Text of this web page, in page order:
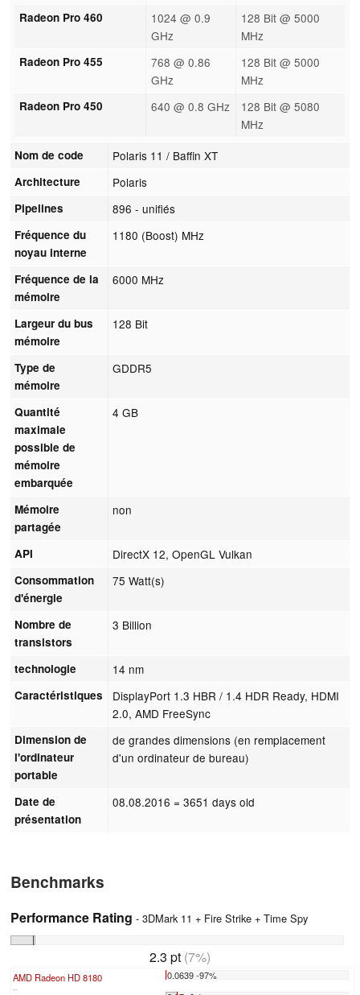
Radeon Pro 460
1024 @ 0.9
GHz
128 Bit @ 5000
MHz
Radeon Pro 455
768 @ 0.86
GHz
128 Bit @ 5000
MHz
Radeon Pro 450 640 @ 0.8 GHz
128 Bit @ 5080
MHz
Nom de code Polaris 11 / Baffin XT
Architecture Polaris
Pipelines 896 - unifiés
Fréquence du
noyau interne
1180 (Boost) MHz
Fréquence de la
mémoire
6000 MHz
Largeur du bus
mémoire
128 Bit
Type de
mémoire
GDDR5
Quantité
maximale
possible de
mémoire
embarquée
4 GB
Mémoire
partagée
non
API DirectX 12, OpenGL Vulkan
Consommation
d'énergie
75 Watt(s)
Nombre de
transistors
3 Billion
technologie 14 nm
Caractéristiques
DisplayPort 1.3 HBR / 1.4 HDR Ready, HDMI
2.0, AMD FreeSync
Dimension de
l'ordinateur
portable
de grandes dimensions (en remplacement
d'un ordinateur de bureau)
Date de
présentation
08.08.2016 = 3651 days old
Benchmarks
Performance Rating - 3DMark 11 + Fire Strike + Time Spy
2.3 pt (7%)
AMD Radeon HD 8180 0.0639 -97%